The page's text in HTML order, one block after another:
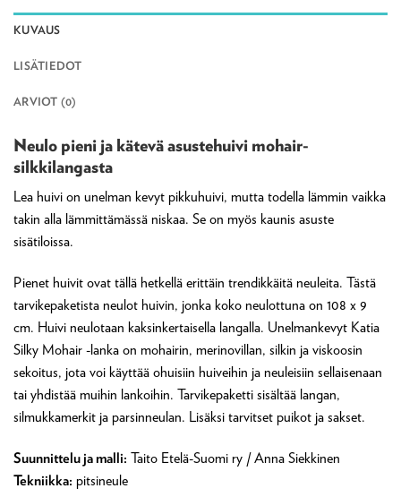
KUVAUS
LISÄTIEDOT
ARVIOT (0)
Neulo pieni ja kätevä asustehuivi mohair-
silkkilangasta
Lea huivi on unelman kevyt pikkuhuivi, mutta todella lämmin vaikka
takin alla lämmittämässä niskaa. Se on myös kaunis asuste
sisätiloissa.
Pienet huivit ovat tällä hetkellä erittäin trendikkäitä neuleita. Tästä
tarvikepaketista neulot huivin, jonka koko neulottuna on 108 x 9
cm. Huivi neulotaan kaksinkertaisella langalla. Unelmankevyt Katia
Silky Mohair -lanka on mohairin, merinovillan, silkin ja viskoosin
sekoitus, jota voi käyttää ohuisiin huiveihin ja neuleisiin sellaisenaan
tai yhdistää muihin lankoihin. Tarvikepaketti sisältää langan,
silmukkamerkit ja parsinneulan. Lisäksi tarvitset puikot ja sakset.
Suunnittelu ja malli: Taito Etelä-Suomi ry / Anna Siekkinen
Tekniikka: pitsineule